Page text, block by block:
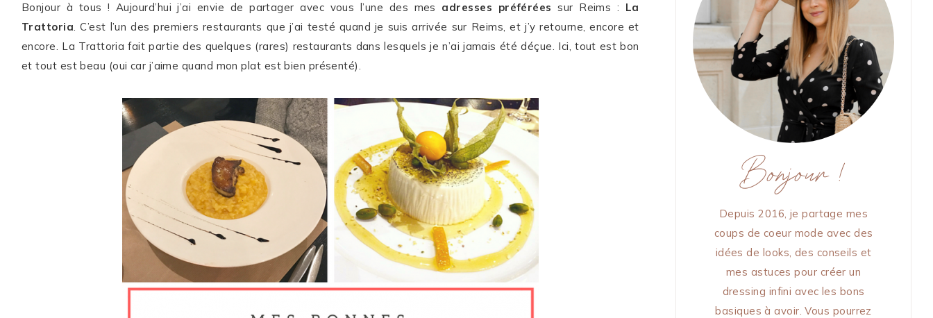
Comment puis-je
vous aider ?
ME CONTACTER
WORK WITH ME
MES FORMATIONS
MA NEWSLETTER
LinkedIn
Bonjour à tous ! Aujourd’hui j’ai envie de partager avec vous l’une des mes adresses préférées sur Reims : La
Trattoria. C’est l’un des premiers restaurants que j’ai testé quand je suis arrivée sur Reims, et j’y retourne, encore et
encore. La Trattoria fait partie des quelques (rares) restaurants dans lesquels je n’ai jamais été déçue. Ici, tout est bon
et tout est beau (oui car j’aime quand mon plat est bien présenté).
Bonjour !
Depuis 2016, je partage mes
coups de coeur mode avec des
idées de looks, des conseils et
mes astuces pour créer un
dressing infini avec les bons
basiques à avoir. Vous pourrez